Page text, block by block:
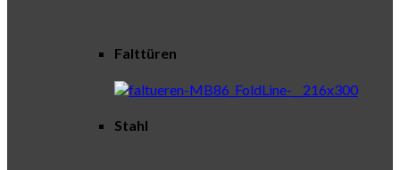
Falttüren
Stahl